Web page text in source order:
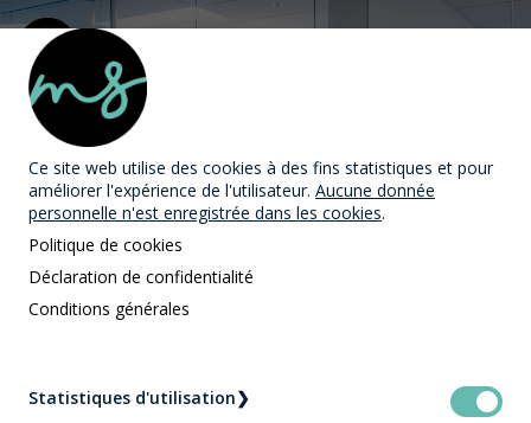
MAST Avocats
Accueil Notre équipe
Ce site web utilise des cookies à des fins statistiques et pour
améliorer l'expérience de l'utilisateur. Aucune donnée
personnelle n'est enregistrée dans les cookies.
Politique de cookies
Déclaration de confidentialité
Conditions générales
Statistiques d'utilisation❯